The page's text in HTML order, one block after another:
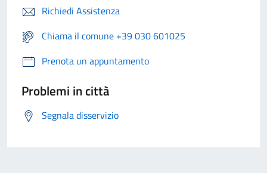
Richiedi Assistenza
Chiama il comune +39 030 601025
Prenota un appuntamento
Problemi in città
Segnala disservizio